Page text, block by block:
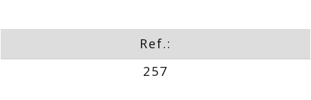
Ref.:
257